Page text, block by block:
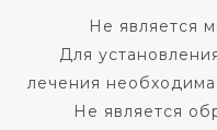
Не является
Для
лечения необходима
Не является